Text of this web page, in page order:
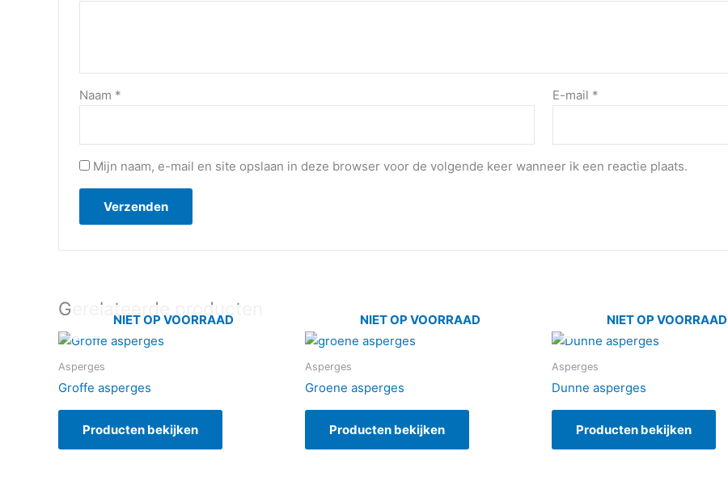
Naam * E-mail *
Mijn naam, e-mail en site opslaan in deze browser voor de volgende keer wanneer ik een reactie plaats.
Gerelateerde producten
NIET OP VOORRAAD
Asperges
Groffe asperges
Producten bekijken
NIET OP VOORRAAD
Asperges
Groene asperges
Producten bekijken
NIET OP VOORRAAD
Asperges
Dunne asperges
Producten bekijken